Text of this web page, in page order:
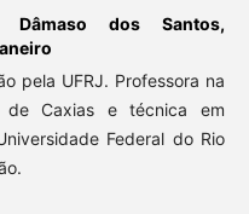
dos Santos,
pela UFRJ. Professora na
de Caxias e técnica em
Federal do Rio